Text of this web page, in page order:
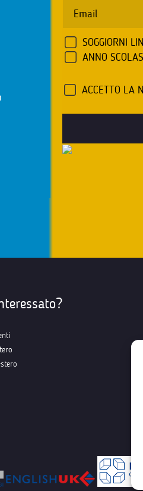
SOGGIORNI
ANNO
ACCETTO LA